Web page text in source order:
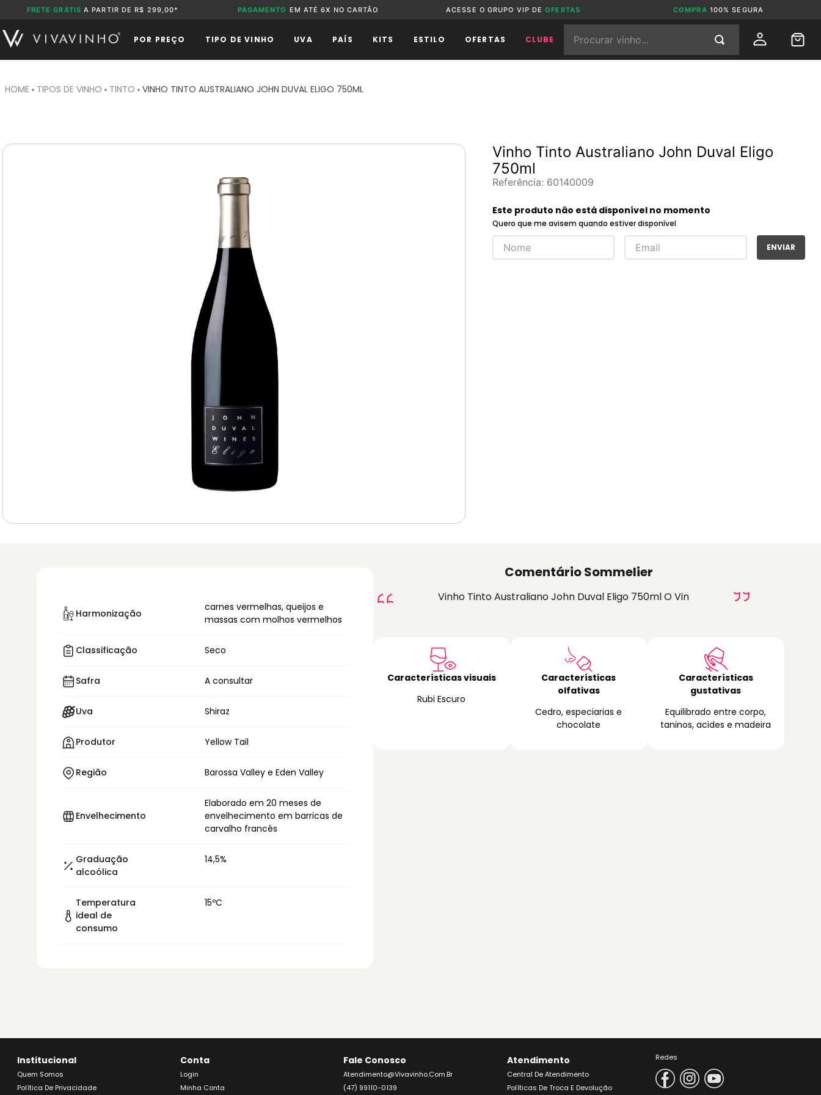
FRETE GRÁTIS A PARTIR DE R$ 299,00* PAGAMENTO EM ATÉ 6X NO CARTÃO ACESSE O GRUPO VIP DEOFERTAS COMPRA 100% SEGURA
POR PREÇO TIPO DE VINHO UVA PAÍS KITS ESTILO OFERTAS CLUBE
TIPOS DE VINHO TINTO VINHO TINTO AUSTRALIANO JOHN DUVAL ELIGO 750ML
Vinho Tinto Australiano John Duval Eligo
750ml
Referência: 60140009
Este produto não está disponível no momento
Quero que me avisem quando estiver disponível
ENVIAR
Harmonização
carnes vermelhas, queijos e
massas com molhos vermelhos
Classificação Seco
Safra A consultar
Uva Shiraz
Produtor Yellow Tail
Região Barossa Valley e Eden Valley
Envelhecimento
Elaborado em 20 meses de
envelhecimento em barricas de
carvalho francês
Graduação
alcoólica
14,5%
Temperatura
ideal de
consumo
15ºC
Comentário Sommelier
Vinho Tinto Australiano John Duval Eligo 750ml O Vin
Características visuais
Rubi Escuro
Características
olfativas
Cedro, especiarias e
chocolate
Características
gustativas
Equilibrado entre corpo,
taninos, acides e madeira
Institucional
Quem Somos
Política De Privacidade
Conta
Login
Minha Conta
Fale Conosco
Atendimento@vivavinho.com.br
(47) 99110-0139
Atendimento
Central De Atendimento
Políticas De Troca E Devolução
Redes